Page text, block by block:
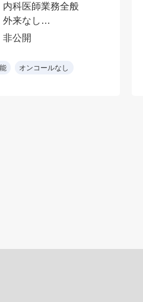
内科医師業務全般
外来なし
病棟管理 主治医とし
訪問診療 老人ホー
非公開
オンコールなし